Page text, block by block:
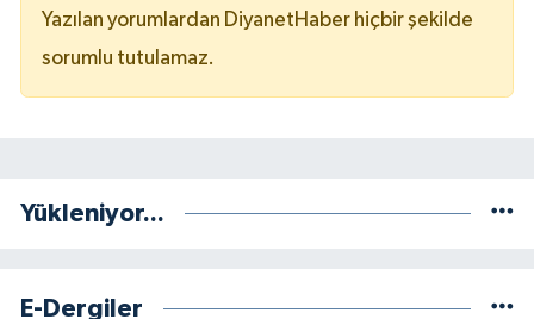
Yazılan yorumlardan DiyanetHaber hiçbir şekilde
sorumlu tutulamaz.
Yükleniyor...
E-Dergiler